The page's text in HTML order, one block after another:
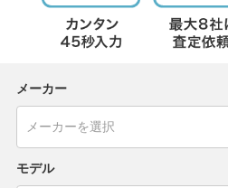
メーカー
モデル